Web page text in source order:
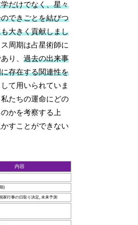
だけでなく、星々
できごとを結びつ
大きく貢献しまし
周期は占星術師に
り、過去の出来事
存在する関連性を
して用いられていま
たちの運命にどの
かを考察する上
すことができない
内容
)
家行事の日取り決定, 未来予測